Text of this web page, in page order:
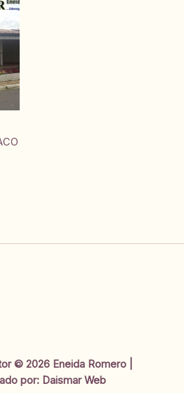
© 2026 Eneida Romero |
por: Daismar Web